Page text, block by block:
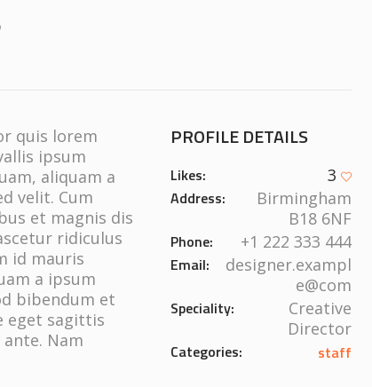
quis lorem
ipsum
aliquam a
velit. Cum
et magnis dis
ridiculus
id mauris
a ipsum
bibendum et
eget sagittis
Nam
PROFILE DETAILS
Likes:
3
Address:
Birmingham
B18 6NF
Phone:
+1 222 333 444
Email:
designer.exampl
e@com
Speciality:
Creative
Director
Categories:
staff